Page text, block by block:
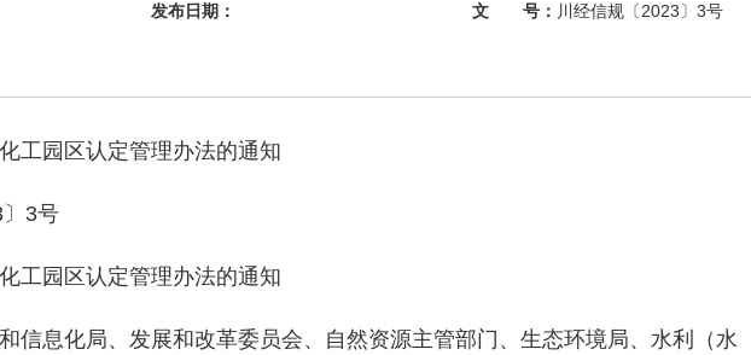
发布日期： 文 号： 川经信规〔2023〕3号
园区认定管理办法的通知
3号
园区认定管理办法的通知
息化局、发展和改革委员会、自然资源主管部门、生态环境局、水利（水